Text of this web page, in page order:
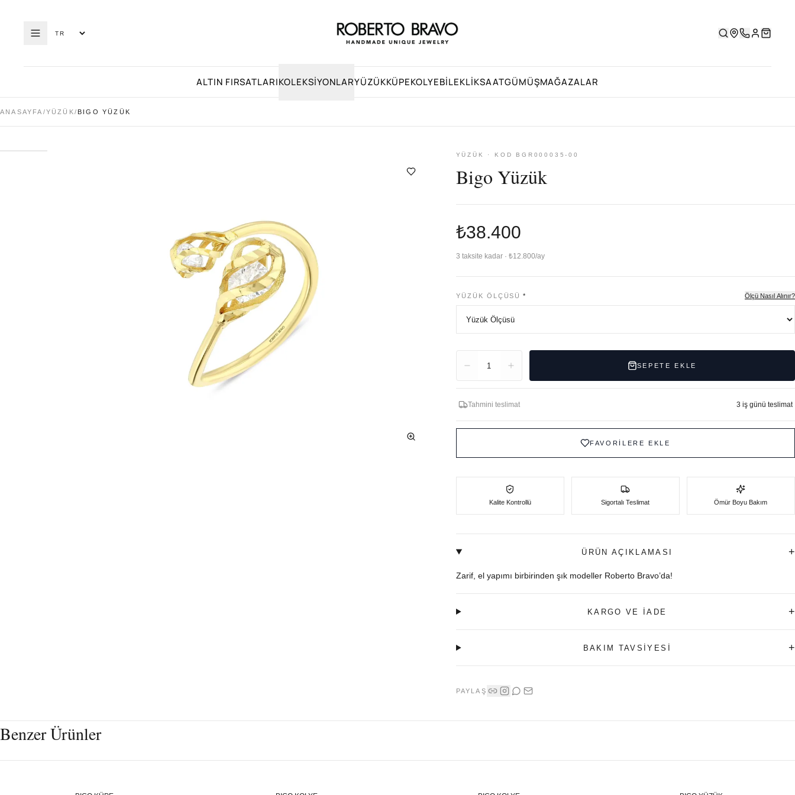
ALTIN FIRSATLARIKOLEKSIYONLARYÜZÜKKÜPEKOLYEBILEKLIKSAATGÜMÜŞMAĞAZALAR
ANASAYFA /YÜZÜK/ BIGO YÜZÜK
YÜZÜK · KOD BGR000035-00
Bigo Yüzük
₺38.400
3 taksite kadar · ₺12.800/ay
YÜZÜK ÖLÇÜSÜ * Ölçü Nasıl Alınır?
1 SEPETE EKLE
Tahmini teslimat 3 iş günü teslimat
FAVORİLERE EKLE
Kalite Kontrollü Sigortalı Teslimat Ömür Boyu Bakım
ÜRÜN AÇIKLAMASI +
Zarif, el yapımı birbirinden şık modeller Roberto Bravo’da!
KARGO VE İADE +
BAKIM TAVSİYESİ +
PAYLAŞ
Benzer Ürünler